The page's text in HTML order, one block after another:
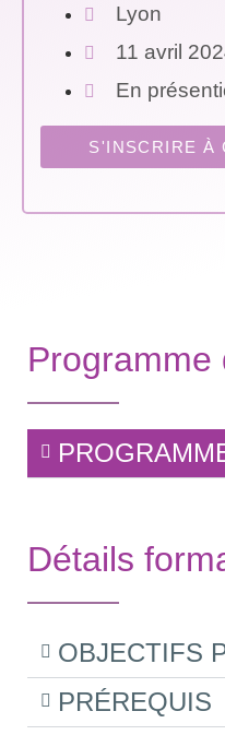
Lyon
11 avril
En
S'INSCRIRE À
Programme
Détails
OBJECTIFS
PRÉREQUIS